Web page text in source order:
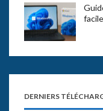
DERNIERS